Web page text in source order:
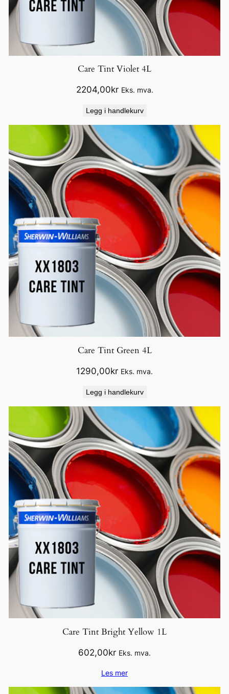
Care Tint Violet 4L
2204,00kr Eks. mva.
Legg i handlekurv
Care Tint Green 4L
1290,00kr Eks. mva.
Legg i handlekurv
Care Tint Bright Yellow 1L
602,00kr Eks. mva.
Les mer